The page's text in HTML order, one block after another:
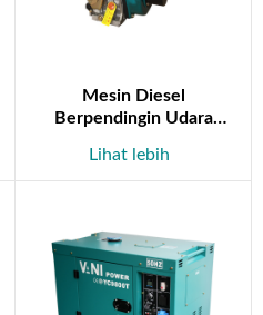
Mesin Diesel
Berpendingin Udara
Lihat lebih